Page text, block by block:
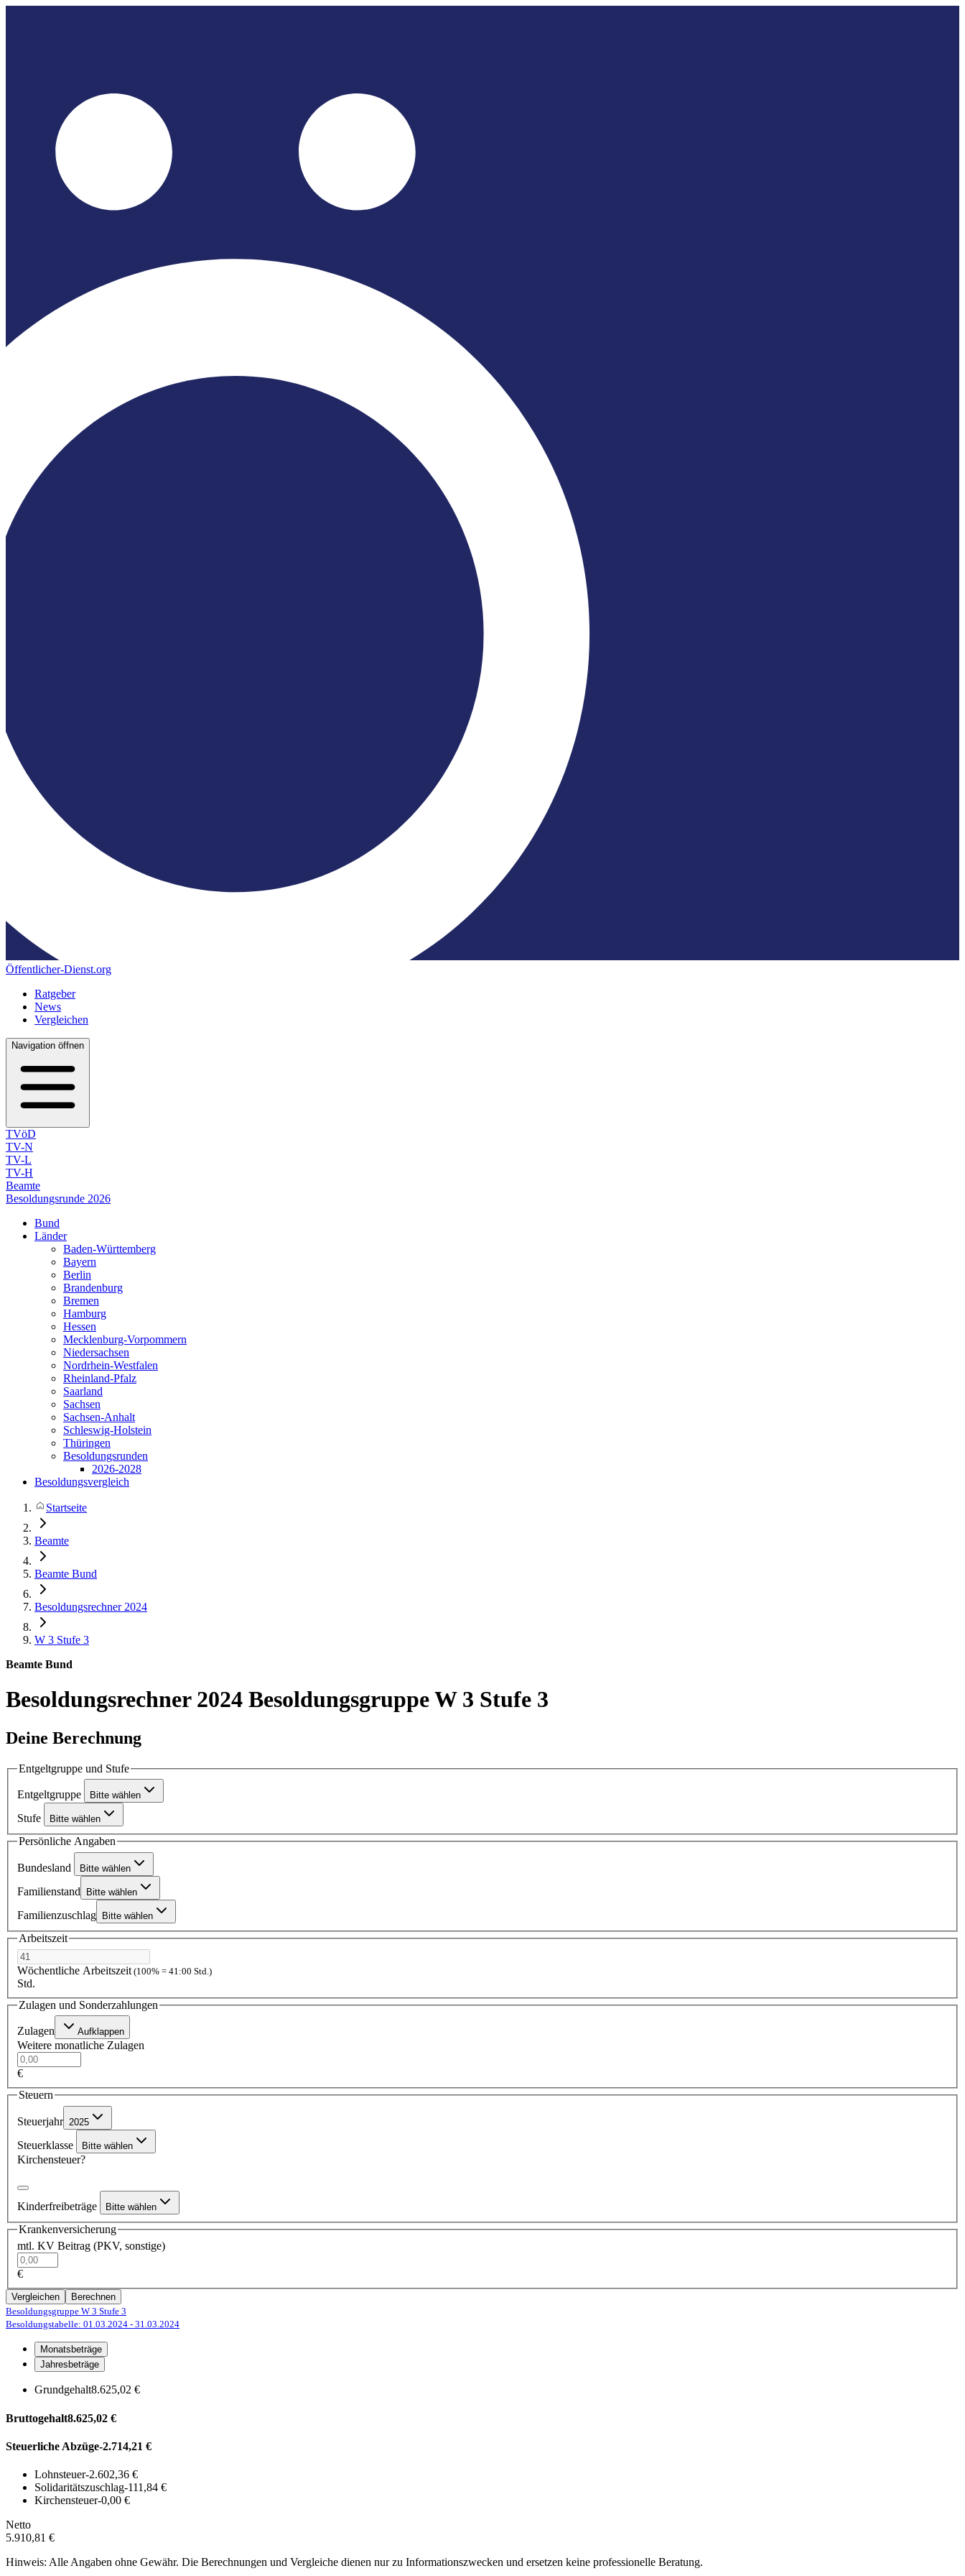
Öffentlicher-Dienst.org
Ratgeber
News
Vergleichen
Navigation öffnen
TVöD
TV-N
TV-L
TV-H
Beamte
Besoldungsrunde 2026
Bund
Länder
Baden-Württemberg
Bayern
Berlin
Brandenburg
Bremen
Hamburg
Hessen
Mecklenburg-Vorpommern
Niedersachsen
Nordrhein-Westfalen
Rheinland-Pfalz
Saarland
Sachsen
Sachsen-Anhalt
Schleswig-Holstein
Thüringen
Besoldungsrunden
2026-2028
Besoldungsvergleich
Startseite
Beamte
Beamte Bund
Besoldungsrechner 2024
W 3 Stufe 3
Beamte Bund
Besoldungsrechner 2024 Besoldungsgruppe W 3 Stufe 3
Deine Berechnung
Entgeltgruppe und Stufe
Entgeltgruppe Bitte wählen
Stufe Bitte wählen
Persönliche Angaben
Bundesland Bitte wählen
Familienstand Bitte wählen
Familienzuschlag Bitte wählen
Arbeitszeit
Wöchentliche Arbeitszeit (100% = 41:00 Std.)
Std.
Zulagen und Sonderzahlungen
Zulagen Aufklappen
Weitere monatliche Zulagen
€
Steuern
Steuerjahr 2025
Steuerklasse Bitte wählen
Kirchensteuer?
Kinderfreibeträge Bitte wählen
Krankenversicherung
mtl. KV Beitrag (PKV, sonstige)
€
Vergleichen
Berechnen
Besoldungsgruppe W 3 Stufe 3
Besoldungstabelle: 01.03.2024 - 31.03.2024
Monatsbeträge
Jahresbeträge
Grundgehalt8.625,02 €
Bruttogehalt8.625,02 €
Steuerliche Abzüge-2.714,21 €
Lohnsteuer-2.602,36 €
Solidaritätszuschlag-111,84 €
Kirchensteuer-0,00 €
Netto
5.910,81 €
Hinweis: Alle Angaben ohne Gewähr. Die Berechnungen und Vergleiche dienen nur zu Informationszwecken und ersetzen keine professionelle Beratung.